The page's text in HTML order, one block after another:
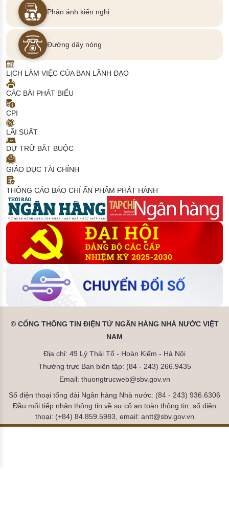
Phản ánh kiến nghị
Đường dây nóng
LỊCH LÀM VIỆC CỦA BAN LÃNH ĐẠO
CÁC BÀI PHÁT BIỂU
CPI
LÃI SUẤT
DỰ TRỮ BẮT BUỘC
GIÁO DỤC TÀI CHÍNH
THÔNG CÁO BÁO CHÍ ẤN PHẨM PHÁT HÀNH
© CỔNG THÔNG TIN ĐIỆN TỬ NGÂN HÀNG NHÀ NƯỚC VIỆT
NAM
Địa chỉ: 49 Lý Thái Tổ - Hoàn Kiếm - Hà Nội
Thường trực Ban biên tập: (84 - 243) 266.9435
Email: thuongtrucweb@sbv.gov.vn
Số điện thoại tổng đài Ngân hàng Nhà nước: (84 - 243) 936.6306
Đầu mối tiếp nhận thông tin về sự cố an toàn thông tin: số điện
thoại: (+84) 84.859.5983, email: antt@sbv.gov.vn